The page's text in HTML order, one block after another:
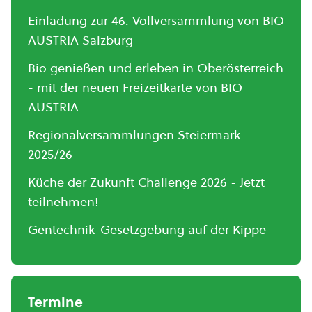
Einladung zur 46. Vollversammlung von BIO
AUSTRIA Salzburg
Bio genießen und erleben in Oberösterreich
- mit der neuen Freizeitkarte von BIO
AUSTRIA
Regionalversammlungen Steiermark
2025/26
Küche der Zukunft Challenge 2026 - Jetzt
teilnehmen!
Gentechnik-Gesetzgebung auf der Kippe
Termine